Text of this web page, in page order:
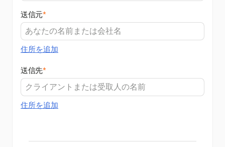
送信元*
住所を追加
送信先*
住所を追加